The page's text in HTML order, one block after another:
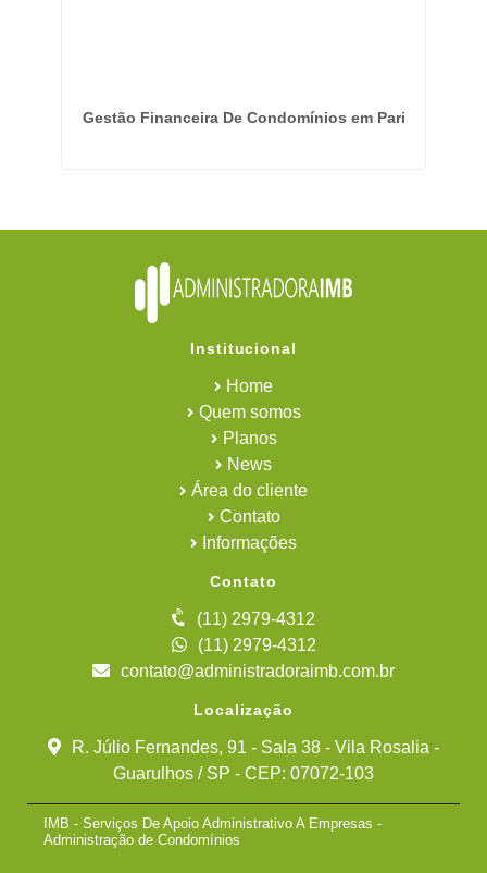
Gestão Financeira De Condomínios em Pari
Institucional
Home
Quem somos
Planos
News
Área do cliente
Contato
Informações
Contato
(11) 2979-4312
(11) 2979-4312
contato@administradoraimb.com.br
Localização
R. Júlio Fernandes, 91 - Sala 38 - Vila Rosalia -
Guarulhos / SP - CEP: 07072-103
IMB - Serviços De Apoio Administrativo A Empresas -
Administração de Condomínios